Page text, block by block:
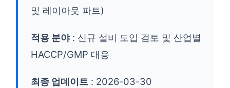
및 레이아웃 파트)
적용 분야: 신규 설비 도입 검토 및 산업별
HACCP/GMP 대응
최종 업데이트 : 2026-03-30